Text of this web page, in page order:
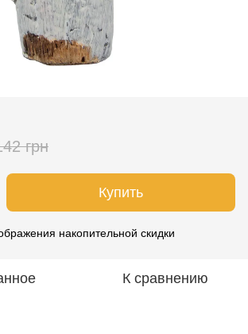
грн
Купить
накопительной скидки
К сравнению